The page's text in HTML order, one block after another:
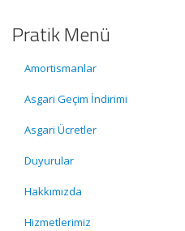
Pratik Menü
Amortismanlar
Asgari Geçim İndirimi
Asgari Ücretler
Duyurular
Hakkımızda
Hizmetlerimiz